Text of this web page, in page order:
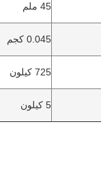
45 ملم
0.045 كجم
725 كيلون
5 كيلون